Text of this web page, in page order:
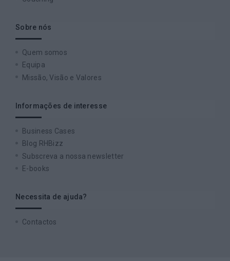
Sobre nós
Quem somos
Equipa
Missão, Visão e Valores
Informações de interesse
Business Cases
Blog RHBizz
Subscreva a nossa newsletter
E-books
Necessita de ajuda?
Contactos